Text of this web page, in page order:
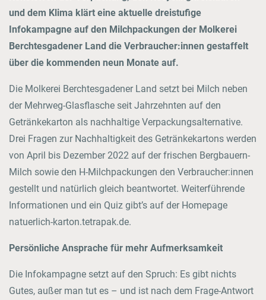
und dem Klima klärt eine aktuelle dreistufige
Infokampagne auf den Milchpackungen der Molkerei
Berchtesgadener Land die Verbraucher:innen gestaffelt
über die kommenden neun Monate auf.
Die Molkerei Berchtesgadener Land setzt bei Milch neben
der Mehrweg-Glasflasche seit Jahrzehnten auf den
Getränkekarton als nachhaltige Verpackungsalternative.
Drei Fragen zur Nachhaltigkeit des Getränkekartons werden
von April bis Dezember 2022 auf der frischen Bergbauern-
Milch sowie den H-Milchpackungen den Verbraucher:innen
gestellt und natürlich gleich beantwortet. Weiterführende
Informationen und ein Quiz gibt’s auf der Homepage
natuerlich-karton.tetrapak.de.
Persönliche Ansprache für mehr Aufmerksamkeit
Die Infokampagne setzt auf den Spruch: Es gibt nichts
Gutes, außer man tut es – und ist nach dem Frage-Antwort